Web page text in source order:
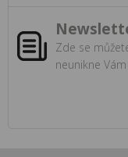
Zde se
neunikne